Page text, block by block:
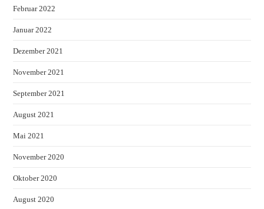
Februar 2022
Januar 2022
Dezember 2021
November 2021
September 2021
August 2021
Mai 2021
November 2020
Oktober 2020
August 2020